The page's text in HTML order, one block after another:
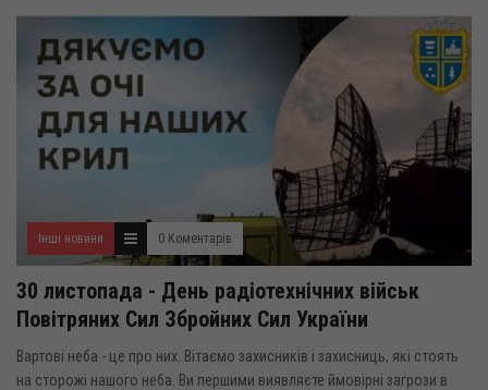
Інші новини 0 Коментарів
30 листопада - День радіотехнічних військ
Повітряних Сил Збройних Сил України
Вартові неба - це про них. Вітаємо захисників і захисниць, які стоять
на сторожі нашого неба. Ви першими виявляєте ймовірні загрози в